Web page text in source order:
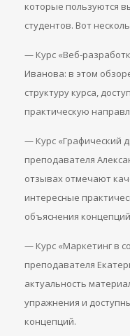
которые пользуются
студентов. Вот
— Курс «Веб-
Иванова: в этом
структуру курса,
практическую
— Курс «Графический
преподавателя
отзывах отмечают
интересные
объяснения
— Курс «Маркетинг в
преподавателя
актуальность
упражнения и
концепций.